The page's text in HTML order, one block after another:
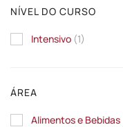
NÍVEL DO CURSO
Intensivo (1)
ÁREA
Alimentos e Bebidas